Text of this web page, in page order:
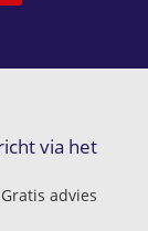
via het
advies